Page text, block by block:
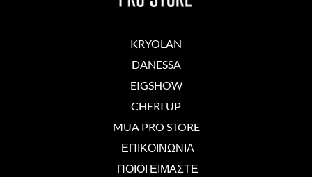
KRYOLAN
DANESSA
EIGSHOW
CHERI UP
MUA PRO STORE
ΕΠΙΚΟΙΝΩΝΙΑ
ΠΟΙΟΙ ΕΙΜΑΣΤΕ